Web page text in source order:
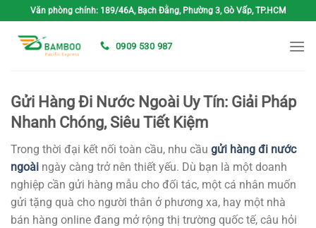
qua
Văn phòng chính: 189/46A, Bạch Đằng, Phường 3, Gò Vấp, TP.HCM
0909 530 987
Gửi Hàng Đi Nước Ngoài Uy Tín: Giải Pháp
Nhanh Chóng, Siêu Tiết Kiệm
Trong thời đại kết nối toàn cầu, nhu cầu gửi hàng đi nước
ngoài ngày càng trở nên thiết yếu. Dù bạn là một doanh
nghiệp cần gửi hàng mẫu cho đối tác, một cá nhân muốn
gửi tặng quà cho người thân ở phương xa, hay một nhà
bán hàng online đang mở rộng thị trường quốc tế, câu hỏi